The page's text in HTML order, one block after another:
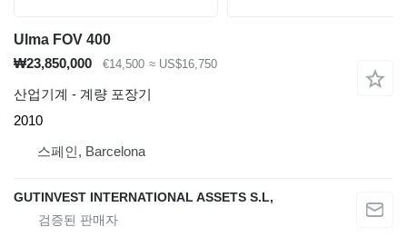
Ulma FOV 400
₩23,850,000
€14,500 ≈ US$16,750
산업기계 - 계량 포장기
2010
스페인, Barcelona
GUTINVEST INTERNATIONAL ASSETS S.L,